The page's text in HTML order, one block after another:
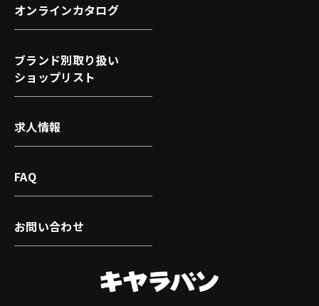
オンラインカタログ
ブランド別取り扱い
ショップリスト
求人情報
FAQ
お問い合わせ